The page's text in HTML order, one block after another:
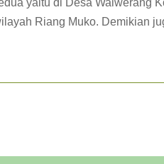
Riang Muko. Demikian